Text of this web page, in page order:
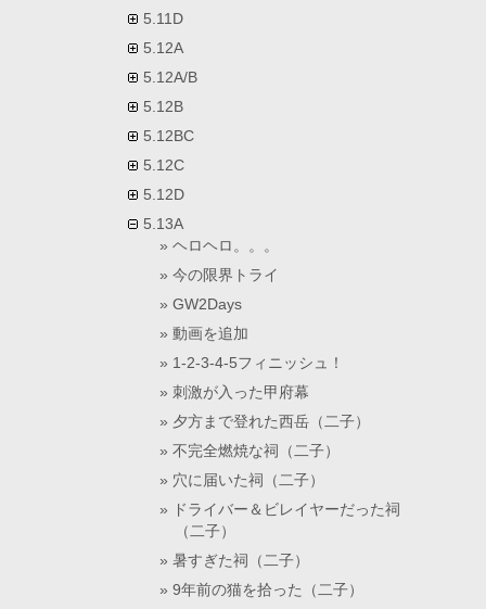
5.11D
5.12A
5.12A/B
5.12B
5.12BC
5.12C
5.12D
5.13A
ヘロヘロ。。。
今の限界トライ
GW2Days
動画を追加
1-2-3-4-5フィニッシュ！
刺激が入った甲府幕
夕方まで登れた西岳（二子）
不完全燃焼な祠（二子）
穴に届いた祠（二子）
ドライバー＆ビレイヤーだった祠
（二子）
暑すぎた祠（二子）
9年前の猫を拾った（二子）